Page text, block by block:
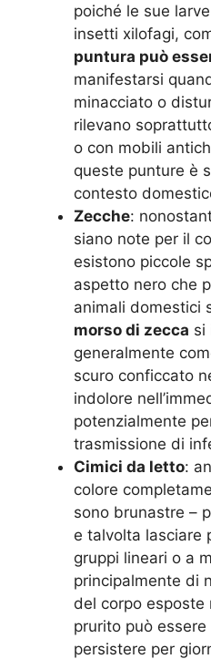
poiché le sue
insetti xilofagi,
puntura può
manifestarsi
minacciato o
rilevano
o con mobili
queste punture è
contesto
Zecche:
siano note per il
esistono piccole
aspetto nero che
animali domestici
morso di zecca si
generalmente
scuro conficcato
indolore
potenzialmente
trasmissione di
Cimici da letto:
colore
sono brunastre –
e talvolta lasciare
gruppi lineari o a
principalmente di
del corpo esposte
prurito può
persistere per